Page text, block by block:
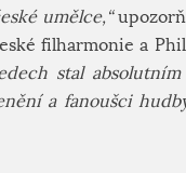
umělce,“
filharmonie a
stal
a fanoušci